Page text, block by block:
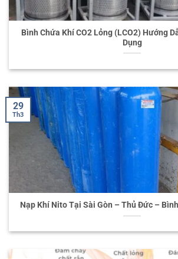
Bình Chứa Khí CO2 Lỏng (LCO2) Hướng
Dụng
Nạp Khí Nito Tại Sài Gòn – Thủ Đức –
29
Th3